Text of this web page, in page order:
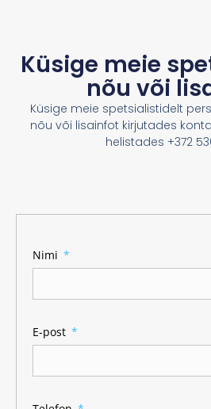
Küsige meie
nõu või
Küsige meie spetsialistidelt
nõu või lisainfot kirjutades
helistades +372
Nimi
E-post